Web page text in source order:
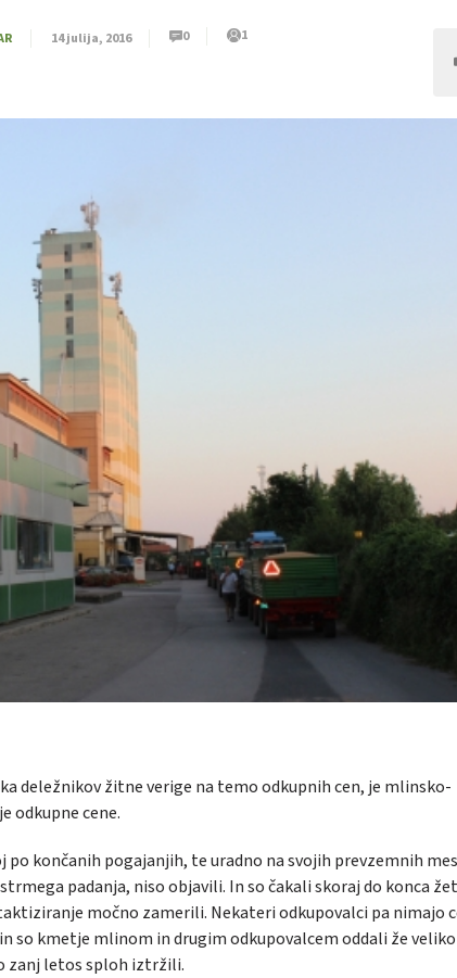
14 julija, 2016 0 1
deležnikov žitne verige na temo odkupnih cen, je mlinsko-
odkupne cene.
končanih pogajanjih, te uradno na svojih prevzemnih
padanja, niso objavili. In so čakali skoraj do konca
močno zamerili. Nekateri odkupovalci pa nimajo
so kmetje mlinom in drugim odkupovalcem oddali že veliko
zanj letos sploh iztržili.